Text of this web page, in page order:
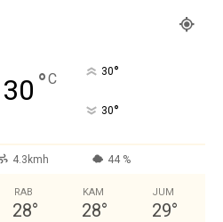
30 °C 30°
30°
4.3kmh 44 %
RAB
28°
KAM
28°
JUM
29°